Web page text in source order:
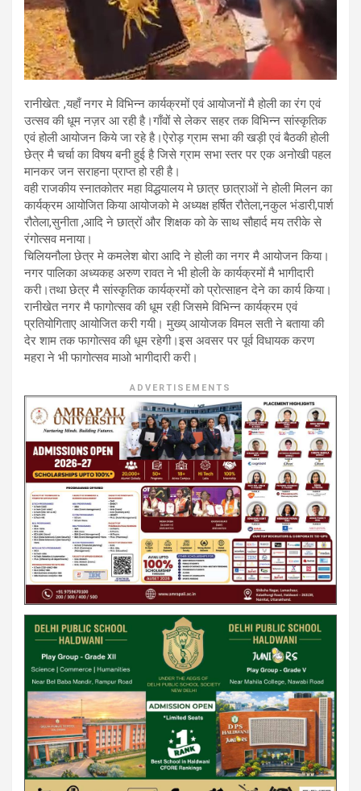
रानीखेत: ,यहाँ नगर मे विभिन्न कार्यक्रमों एवं आयोजनों मै होली का रंग एवं
उत्सव की धूम नज़र आ रही है।गाँवों से लेकर सहर तक विभिन्न सांस्कृतिक
एवं होली आयोजन किये जा रहे है।ऐरोड़ ग्राम सभा की खड़ी एवं बैठकी होली
छेत्र मै चर्चा का विषय बनी हुई है जिसे ग्राम सभा स्तर पर एक अनोखी पहल
मानकर जन सराहना प्राप्त हो रही है।
वही राजकीय स्नातकोतर महा विद्धयालय मे छात्र छात्राओं ने होली मिलन का
कार्यक्रम आयोजित किया आयोजको मे अध्यक्ष हर्षित रौतेला,नकुल भंडारी,पार्श
रौतेला,सुनीता ,आदि ने छात्रों और शिक्षक को के साथ सौहार्द मय तरीके से
रंगोत्सव मनाया।
चिलियनौला छेत्र मे कमलेश बोरा आदि ने होली का नगर मै आयोजन किया।
नगर पालिका अध्यकह अरुण रावत ने भी होली के कार्यक्रमों मै भागीदारी
करी।तथा छेत्र मै सांस्कृतिक कार्यक्रमों को प्रोत्साहन देने का कार्य किया।
रानीखेत नगर मै फागोत्सव की धूम रही जिसमे विभिन्न कार्यक्रम एवं
प्रतियोगिताए आयोजित करी गयी। मुख्य् आयोजक विमल सती ने बताया की
देर शाम तक फागोत्सव की धूम रहेगी।इस अवसर पर पूर्व विधायक करण
महरा ने भी फागोत्सव माओ भागीदारी करी।
ADVERTISEMENTS